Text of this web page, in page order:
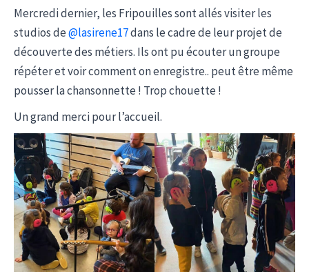
Mercredi dernier, les Fripouilles sont allés visiter les
studios de@lasirene17dans le cadre de leur projet de
découverte des métiers. Ils ont pu écouter un groupe
répéter et voir comment on enregistre.. peut être même
pousser la chansonnette ! Trop chouette !
Un grand merci pour l’accueil.